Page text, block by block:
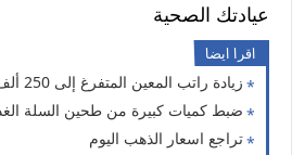
عيادتك الصحية
اقرا ايضا
زيادة راتب المعين المتفرغ إلى 250 ألف دينار
ضبط كميات كبيرة من طحين السلة
تراجع اسعار الذهب اليوم